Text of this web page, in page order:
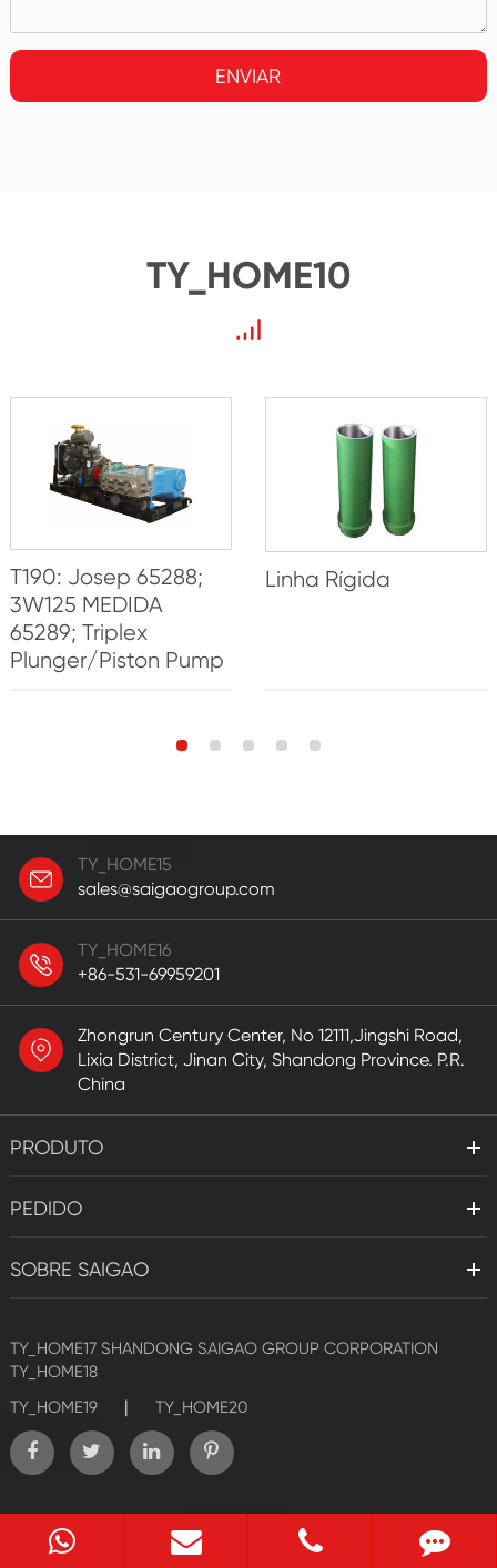
ENVIAR
TY_HOME10
T190: Josep 65288;
3W125 MEDIDA
65289; Triplex
Plunger/Piston Pump
Linha Rígida
TY_HOME15
sales@saigaogroup.com
TY_HOME16
+86-531-69959201
Zhongrun Century Center, No 12111,Jingshi Road,
Lixia District, Jinan City, Shandong Province. P.R.
China
PRODUTO
PEDIDO
SOBRE SAIGAO
TY_HOME17 SHANDONG SAIGAO GROUP CORPORATION
TY_HOME18
TY_HOME19
| TY_HOME20